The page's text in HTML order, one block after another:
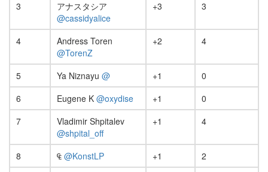
3
アナスタシア
@cassidyalice
+3 3
4
Andress Toren
@TorenZ
+2 4
5 Ya Niznayu @ +1
0
6
Eugene K @oxydise +1
0
7
Vladimir Shpitalev
@shpital_off
+1 4
8 ₠ @KonstLP +1
2